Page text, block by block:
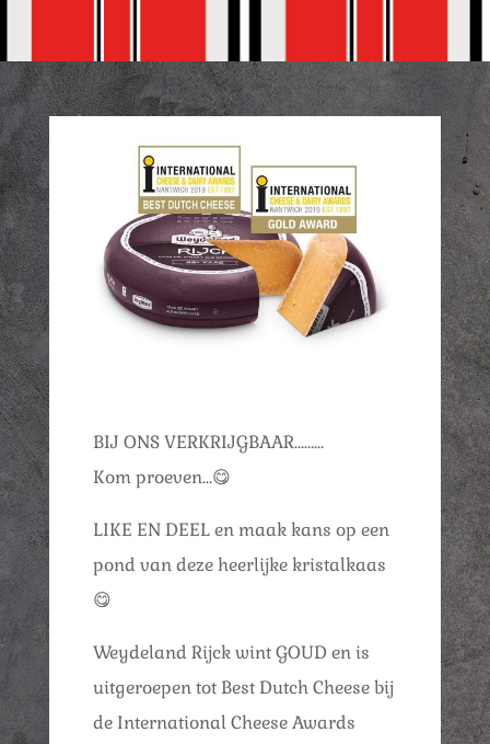
BIJ ONS VERKRIJGBAAR………
Kom proeven…😋
LIKE EN DEEL en maak kans op een
pond van deze heerlijke kristalkaas
😋
Weydeland Rijck wint GOUD en is
uitgeroepen tot Best Dutch Cheese bij
de International Cheese Awards